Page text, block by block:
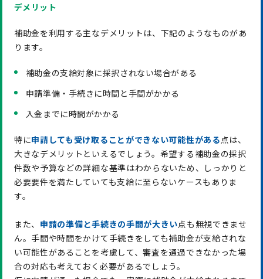
デメリット
補助金を利用する主なデメリットは、下記のようなものがあ
ります。
補助金の支給対象に採択されない場合がある
申請準備・手続きに時間と手間がかかる
入金までに時間がかかる
特に申請しても受け取ることができない可能性がある点は、
大きなデメリットといえるでしょう。希望する補助金の採択
件数や予算などの詳細な基準はわからないため、しっかりと
必要要件を満たしていても支給に至らないケースもありま
す。
また、 申請の準備と手続きの手間が大きい点も無視できませ
ん。手間や時間をかけて手続きをしても補助金が支給されな
い可能性があることを考慮して、審査を通過できなかった場
合の対応も考えておく必要があるでしょう。